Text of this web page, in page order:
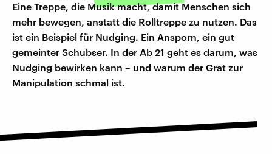
Eine Treppe, die Musik macht, damit Menschen sich
mehr bewegen, anstatt die Rolltreppe zu nutzen. Das
ist ein Beispiel für Nudging. Ein Ansporn, ein gut
gemeinter Schubser. In der Ab 21 geht es darum, was
Nudging bewirken kann – und warum der Grat zur
Manipulation schmal ist.